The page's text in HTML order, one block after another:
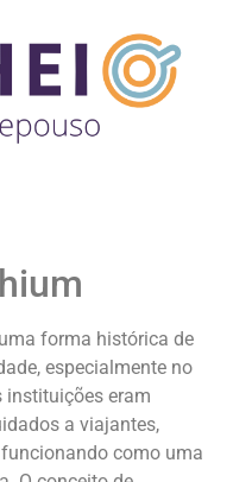
forma histórica de
especialmente no
instituições eram
a viajantes,
como uma